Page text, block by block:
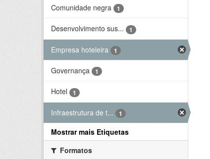
Comunidade negra 1
Desenvolvimento sus... 1
Empresa hoteleira 1
Governança 1
Hotel 1
Infraestrutura de t... 1
Mostrar mais Etiquetas
Formatos